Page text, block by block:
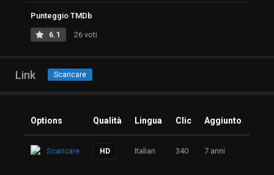
Punteggio TMDb
6.1 26 voti
Link Scaricare
Options Qualità Lingua Clic Aggiunto
Scaricare HD Italian 340 7 anni